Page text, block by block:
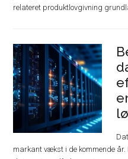
relateret produktlovgivning
markant vækst i de kommende år.